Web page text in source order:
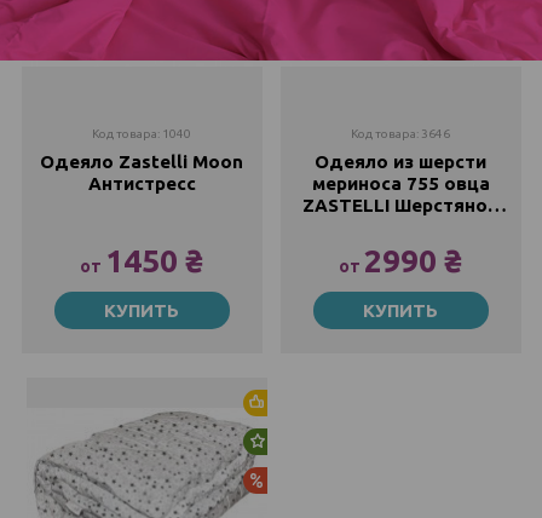
Код товара: 1040
Одеяло Zastelli Moon
Антистресс
от 1450 ₴
140х205
1916 ₴ 1450 ₴
КУПИТЬ
Код товара: 3646
Одеяло из шерсти
мериноса 755 овца
ZASTELLI Шерстяное
от 2990 ₴
145х205
3083 ₴ 2990 ₴
КУПИТЬ